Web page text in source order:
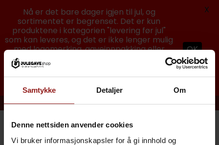
Samtykke Detaljer Om
Denne nettsiden anvender cookies
Vi bruker informasjonskapsler for å gi innhold og
content
BEST PÅ JULEGAVER TIL NÆRINGSLIVET!
Nå er det bare dager igjen til jul, og
sortimentet er begrenset. Det er kun
produktene i kategorien "levering før jul"
som kan leveres, og det er ikke lenger mulig
med logomerking, gaveinnpakking eller
levering hjem på døren. Kun produkter uten
logo, julekort med blank bakside så man
selv kan skrive hilsen og samlet levering til
bedriftsadresser som er mulig. God jul! : )
OK
X